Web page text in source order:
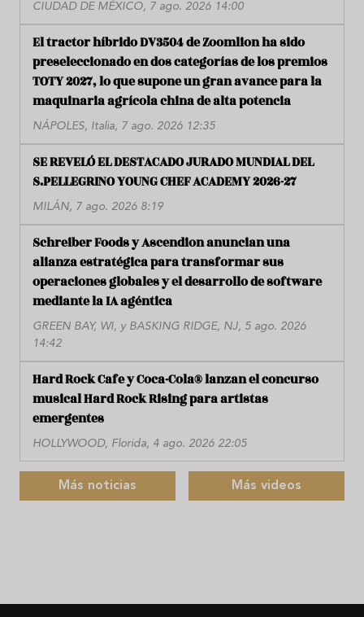
CIUDAD DE MÉXICO, 7 ago. 2026 14:00
El tractor híbrido DV3504 de Zoomlion ha sido
preseleccionado en dos categorías de los premios
TOTY 2027, lo que supone un gran avance para la
maquinaria agrícola china de alta potencia
NÁPOLES, Italia, 7 ago. 2026 12:35
SE REVELÓ EL DESTACADO JURADO MUNDIAL DEL
S.PELLEGRINO YOUNG CHEF ACADEMY 2026-27
MILÁN, 7 ago. 2026 8:19
Schreiber Foods y Ascendion anuncian una
alianza estratégica para transformar sus
operaciones globales y el desarrollo de software
mediante la IA agéntica
GREEN BAY, WI, y BASKING RIDGE, NJ, 5 ago. 2026
14:42
Hard Rock Cafe y Coca-Cola® lanzan el concurso
musical Hard Rock Rising para artistas
emergentes
HOLLYWOOD, Florida, 4 ago. 2026 22:05
Más noticias Más videos